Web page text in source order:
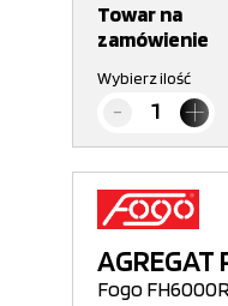
Towar na
zamówienie
Wybierz ilość
AGREGAT
Fogo